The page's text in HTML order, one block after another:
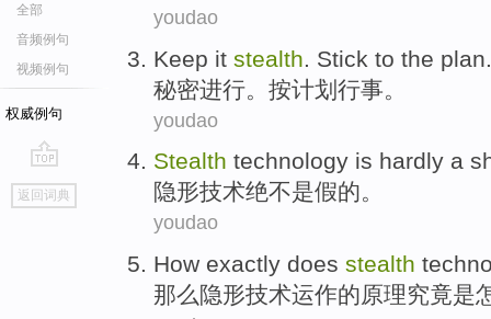
全部
音频例句
视频例句
权威例句
go
top
返回词典
youdao
Keep it stealth . Stick to the plan.
秘密进行。按计划 行事 。
youdao
Stealth technology is hardly a
隐形技术绝不是假的。
youdao
How exactly does stealth
那么隐形技术运作的原理究竟是